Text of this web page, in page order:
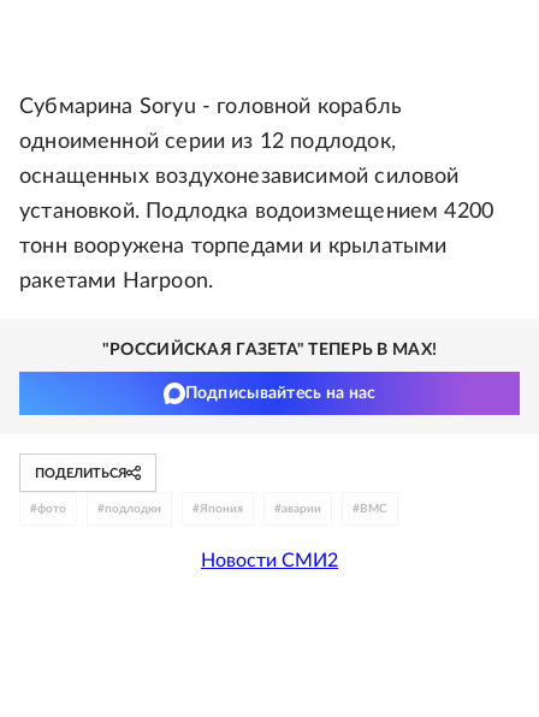
Субмарина Soryu - головной корабль
одноименной серии из 12 подлодок,
оснащенных воздухонезависимой силовой
установкой. Подлодка водоизмещением 4200
тонн вооружена торпедами и крылатыми
ракетами Harpoon.
"РОССИЙСКАЯ ГАЗЕТА" ТЕПЕРЬ В MAX!
Подписывайтесь на нас
ПОДЕЛИТЬСЯ
#фото #подлодки #Япония #аварии # ВМС
Новости СМИ2